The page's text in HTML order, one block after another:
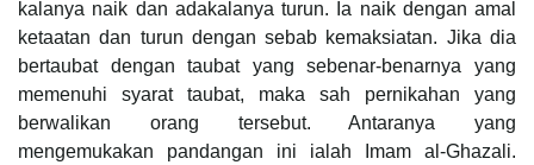
kalanya naik dan adakalanya turun. Ia naik dengan amal
ketaatan dan turun dengan sebab kemaksiatan. Jika dia
bertaubat dengan taubat yang sebenar-benarnya yang
memenuhi syarat taubat, maka sah pernikahan yang
berwalikan orang tersebut. Antaranya yang
mengemukakan pandangan ini ialah Imam al-Ghazali.